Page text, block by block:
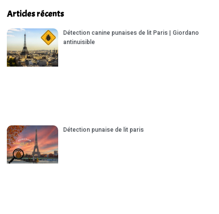
Articles récents
Détection canine punaises de lit Paris | Giordano
antinuisible
Détection punaise de lit paris